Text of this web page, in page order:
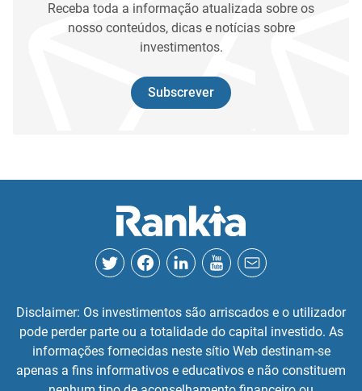
Receba toda a informação atualizada sobre os
nosso conteúdos, dicas e notícias sobre
investimentos.
Subscrever
Disclaimer: Os investimentos são arriscados e o utilizador
pode perder parte ou a totalidade do capital investido. As
informações fornecidas neste sítio Web destinam-se
apenas a fins informativos e educativos e não constituem